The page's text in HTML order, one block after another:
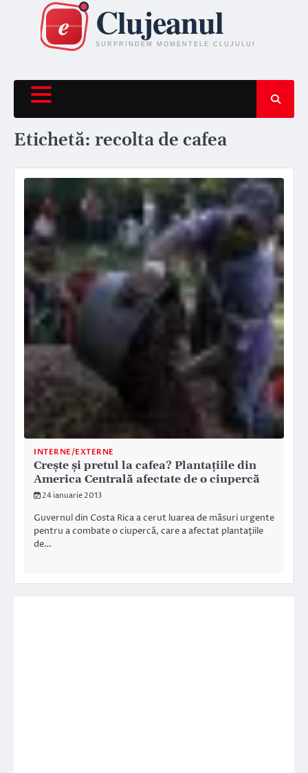
content
Etichetă: recolta de cafea
INTERNE/EXTERNE
Creşte şi pretul la cafea? Plantaţiile din
America Centrală afectate de o ciupercă
24 ianuarie 2013
Guvernul din Costa Rica a cerut luarea de măsuri urgente
pentru a combate o ciupercă, care a afectat plantaţiile
de…